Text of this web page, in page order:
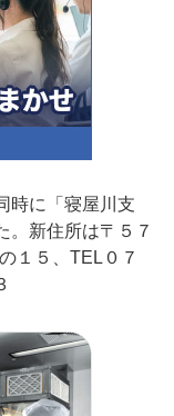
時に「寝屋川支
。新住所は〒５７
１５、TEL０７